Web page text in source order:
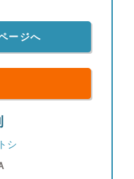
ージへ
シ